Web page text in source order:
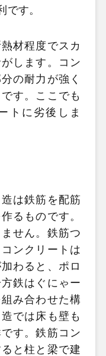
です。
材程度でスカ
します。コン
の耐力が強く
す。ここでも
トに劣後しま
は鉄筋を配筋
るものです。
せん。鉄筋つ
ンクリートは
わると、ポロ
鉄はぐにゃー
み合わせた構
では床も壁も
す。鉄筋コン
と柱と梁で建